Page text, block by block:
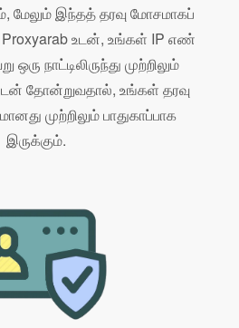
மேலும் இந்தத் தரவு மோசமாகப்
Proxyarab உடன், உங்கள் IP எண்
நாட்டிலிருந்து முற்றிலும்
தோன்றுவதால், உங்கள் தரவு
முற்றிலும் பாதுகாப்பாக
இருக்கும்.